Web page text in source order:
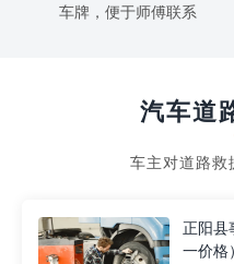
车牌，便于师傅联系
汽车道
车主对道路救
正阳县
一价格）